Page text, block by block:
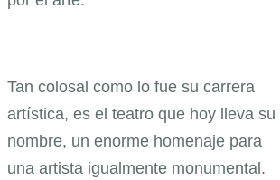
Tan colosal como lo fue su carrera
artística, es el teatro que hoy lleva su
nombre, un enorme homenaje para
una artista igualmente monumental.